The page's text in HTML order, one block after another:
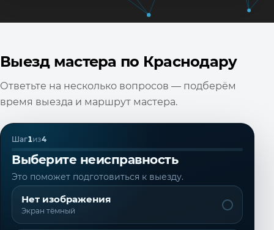
Выезд мастера по Краснодару
Ответьте на несколько вопросов — подберём
время выезда и маршрут мастера.
Шаг1из4
Выберите неисправность
Это поможет подготовиться к выезду.
Нет изображения
Экран тёмный